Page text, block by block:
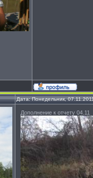
Дата: Понедельник,
Дополнение к отчету 04.11